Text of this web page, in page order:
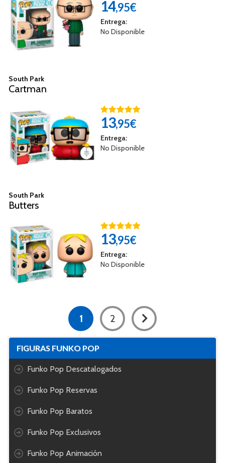
14,95€
Entrega:
No Disponible
South Park
Cartman
13,95€
Entrega:
No Disponible
South Park
Butters
13,95€
Entrega:
No Disponible
1 2
FIGURAS FUNKO POP
Funko Pop Descatalogados
Funko Pop Reservas
Funko Pop Baratos
Funko Pop Exclusivos
Funko Pop Animación